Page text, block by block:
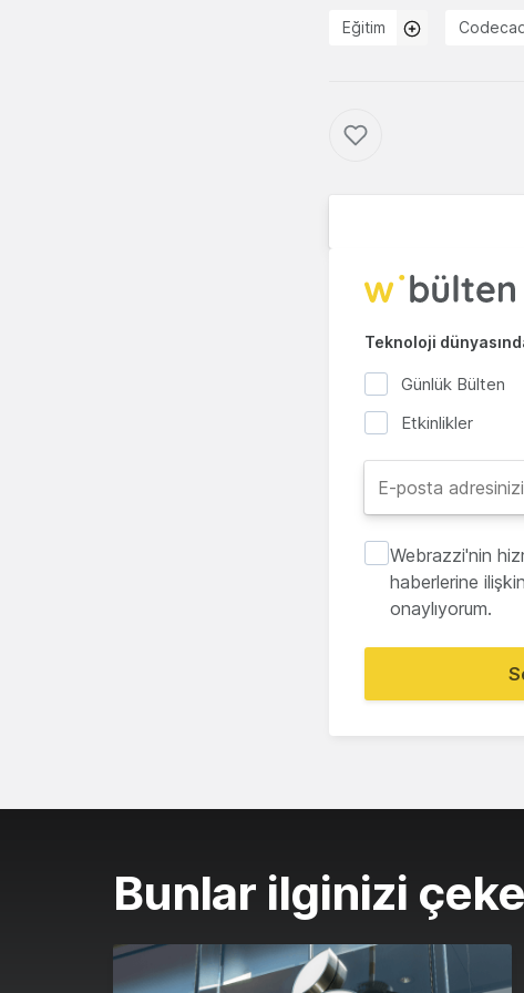
Eğitim
Teknoloji
Günlük Bülten
Etkinlikler
Webrazzi'nin
haberlerine
onaylıyorum.
Bunlar ilginizi